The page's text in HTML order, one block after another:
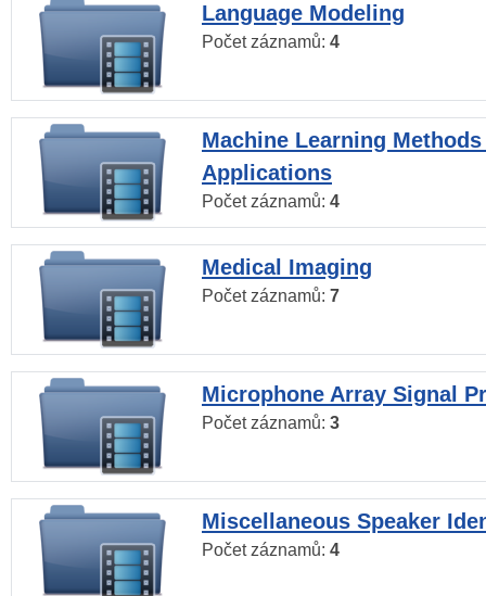
Language Modeling
Počet záznamů: 4
Machine Learning
Applications
Počet záznamů: 4
Medical Imaging
Počet záznamů: 7
Microphone Array Signal
Počet záznamů: 3
Miscellaneous Speaker
Počet záznamů: 4